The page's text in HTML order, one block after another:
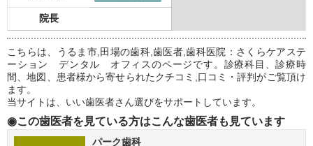
院長
こちらは、うるま市,田場の歯科,歯医者,歯科医院：さくらケアステ
ーション デンタル オフィスのページです。診療科目、診療時
間、地図、患者様から寄せられたクチコミ,口コミ・評判がご覧頂け
ます。
当サイトは、いい歯医者さん選びをサポートしています。
◉この歯医者を見ている方はこんな歯医者も見ています
パーク歯科